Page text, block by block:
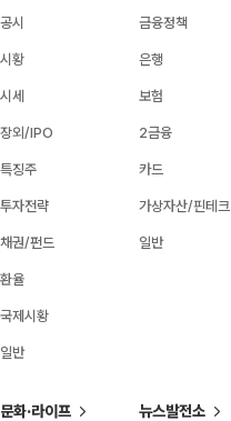
공시
시황
시세
장외/IPO
특징주
투자전략
채권/펀드
환율
국제시황
일반
금융정책
은행
보험
2금융
카드
가상자산/핀테크
일반
문화·라이프 뉴스발전소